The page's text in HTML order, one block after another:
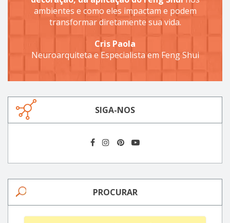
ambientes e como eles impactam e podem
transformar diretamente sua vida.
Cris Paola
Neuroarquiteta e Especialista em Feng Shui
SIGA-NOS
PROCURAR